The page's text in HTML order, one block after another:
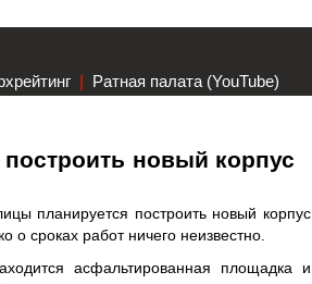
| Ратная палата (YouTube)
новый корпус
планируется построить новый корпус
о сроках работ ничего неизвестно.
асфальтированная площадка и